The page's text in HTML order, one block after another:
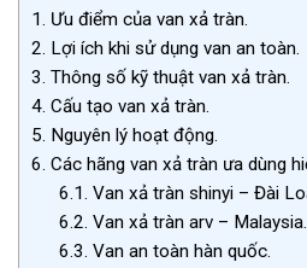
1. Ưu điểm của van xả tràn.
2. Lợi ích khi sử dụng van an toàn.
3. Thông số kỹ thuật van xả tràn.
4. Cấu tạo van xả tràn.
5. Nguyên lý hoạt động.
6. Các hãng van xả tràn ưa dùng
6.1. Van xả tràn shinyi – Đài
6.2. Van xả tràn arv – Malaysia.
6.3. Van an toàn hàn quốc.